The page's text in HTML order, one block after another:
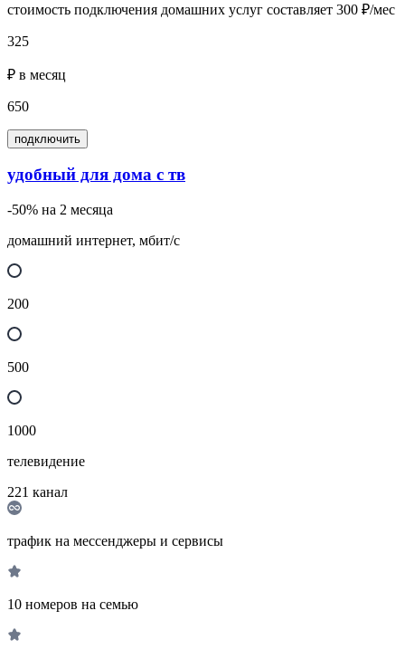
стоимость подключения домашних услуг составляет 300 ₽/мес
325
₽ в месяц
650
подключить
удобный для дома с тв
-50% на 2 месяца
домашний интернет, мбит/с
200
500
1000
телевидение
221 канал
трафик на мессенджеры и сервисы
10 номеров на семью